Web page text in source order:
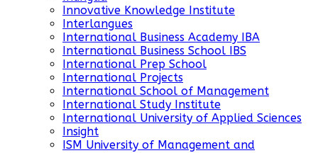
Innovative Knowledge Institute
Interlangues
International Business Academy IBA
International Business School IBS
International Prep School
International Projects
International School of Management
International Study Institute
International University of Applied Sciences
Insight
ISM University of Management and